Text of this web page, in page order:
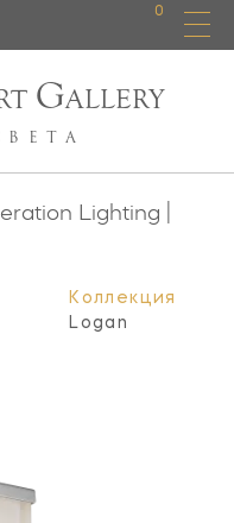
0
GALLERY
Lighting |
Коллекция
Logan